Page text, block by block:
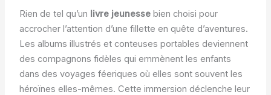
Rien de tel qu’un livre jeunessebien choisi pour
accrocher l’attention d’une fillette en quête d’aventures.
Les albums illustrés et conteuses portables deviennent
des compagnons fidèles qui emmènent les enfants
dans des voyages féeriques où elles sont souvent les
héroïnes elles-mêmes. Cette immersion déclenche leur